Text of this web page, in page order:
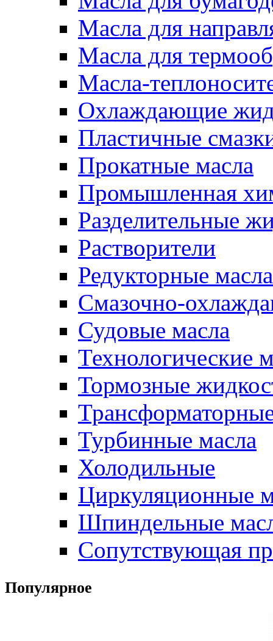
Масла для
Масла для
Масла-
Охлаждающие
Пластичные
Прокатные масла
Промышленная
Разделительные
Растворители
Редукторные масла
Смазочно-
Судовые масла
Технологические
Тормозные
Турбинные масла
Холодильные
Циркуляционные
Шпиндельные
Сопутствующая
Популярное